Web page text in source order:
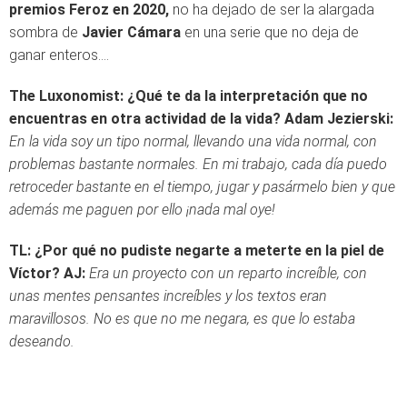
premios Feroz en 2020, no ha dejado de ser la alargada
sombra de Javier Cámara en una serie que no deja de
ganar enteros….
The Luxonomist: ¿Qué te da la interpretación que no
encuentras en otra actividad de la vida? Adam Jezierski:
En la vida soy un tipo normal, llevando una vida normal, con
problemas bastante normales. En mi trabajo, cada día puedo
retroceder bastante en el tiempo, jugar y pasármelo bien y que
además me paguen por ello ¡nada mal oye!
TL: ¿Por qué no pudiste negarte a meterte en la piel de
Víctor? AJ: Era un proyecto con un reparto increíble, con
unas mentes pensantes increíbles y los textos eran
maravillosos. No es que no me negara, es que lo estaba
deseando.